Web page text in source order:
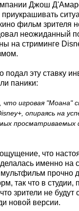
Джош
приукрашивать
фильм зрителя
неожиданный
на стриминге
подал эту ставку
паники:
что игровая "Моана"
опираясь на
просматриваемых
что
именно на
прочно
так что в студии,
зрители не будут
новой версии.